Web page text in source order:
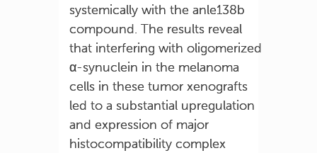
systemically with the anle138b
compound. The results reveal
that interfering with oligomerized
α-synuclein in the melanoma
cells in these tumor xenografts
led to a substantial upregulation
and expression of major
histocompatibility complex